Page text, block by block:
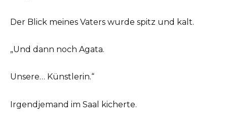
Der Blick meines Vaters wurde spitz und kalt.
„Und dann noch Agata.
Unsere… Künstlerin.“
Irgendjemand im Saal kicherte.